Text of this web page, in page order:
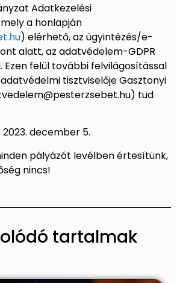
Adatkezelési
a honlapján
) elérhető, az ügyintézés/e-
alatt, az adatvédelem-GDPR
Ezen felül további felvilágosítással
tisztviselője Gasztonyi
tud
december 5.
pályázót levélben értesítünk,
nincs!
tartalmak